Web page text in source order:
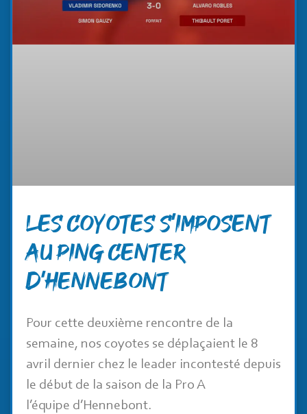
Les Coyotes s’imposent
au Ping Center
d’Hennebont
Pour cette deuxième rencontre de la
semaine, nos coyotes se déplaçaient le 8
avril dernier chez le leader incontesté depuis
le début de la saison de la Pro A
l’équipe d’Hennebont.